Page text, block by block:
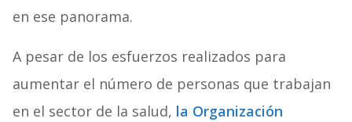
en ese panorama.
A pesar de los esfuerzos realizados para
aumentar el número de personas que trabajan
en el sector de la salud, la Organización